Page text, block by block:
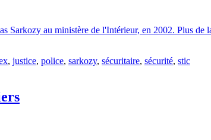
au ministère de l'Intérieur, en 2002. Plus de
, justice, police, sarkozy, sécuritaire, sécurité, stic